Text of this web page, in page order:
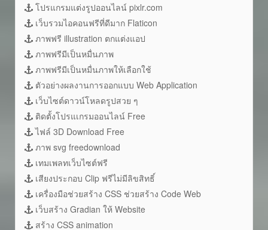
โปรแกรมแต่งรูปออนไลน์ pixlr.com
เว็บรวมไอคอนฟรีที่ดีมาก Flaticon
ภาพฟรี illustration ตกแต่งแอป
ภาพฟรีมีเป็นหมื่นภาพ
ภาพฟรีมีเป็นหมื่นภาพให้เลือกใช้
ตัวอย่างผลงานการออกแบบ Web Application
เว็บไซต์ดาวน์โหลดรูปสวย ๆ
ติดตั้งโปรแเกรมออนไลน์ Free
ไฟล์ 3D Download Free
ภาพ svg freedownload
เทมเพลทเว็บไซต์ฟรี
เสียงประกอบ Clip ฟรีไม่มีลิขสิทธิ์
เครื่องมือช่วยสร้าง CSS ช่วยสร้าง Code Web
เว็บสร้าง Gradian ให้ Website
สร้าง CSS animation